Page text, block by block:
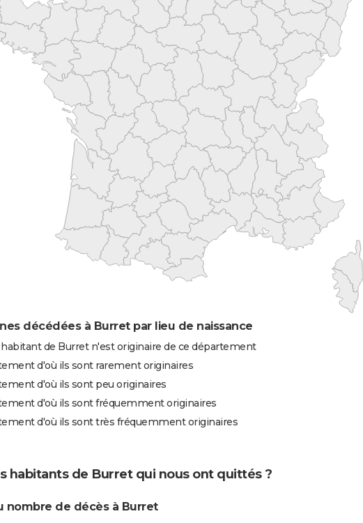
décédées à Burret par lieu de naissance
de Burret n'est originaire de ce département
d'où ils sont rarement originaires
d'où ils sont peu originaires
d'où ils sont fréquemment originaires
d'où ils sont très fréquemment originaires
habitants de Burret qui nous ont quittés ?
nombre de décès à Burret